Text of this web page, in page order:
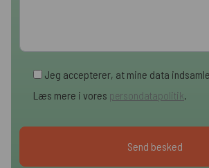
Jeg accepterer, at mine data
Læs mere i vores persondatapolitik.